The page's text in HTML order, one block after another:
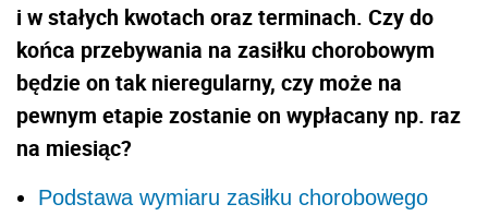
i w stałych kwotach oraz terminach. Czy do
końca przebywania na zasiłku chorobowym
będzie on tak nieregularny, czy może na
pewnym etapie zostanie on wypłacany np. raz
na miesiąc?
Podstawa wymiaru zasiłku chorobowego